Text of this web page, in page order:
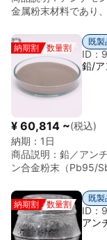
用途向け ※アンチモ
関連法規制の確認が必
金属粉末材料であり
合金の硬度・機械特
アンチモン（Sb₂O₃
割を持つ。金属粉末
される。 粉末形状で
など）、電池材料、
剤、合金強化、耐食
納期割 数量割
既製
ID：
鉛/
¥ 60,814 ~(税込)
納期： 1日
商品説明： 鉛／アン
ン合金粉末（Pb95/
食性に加え、アンチ
性が向上している。
実用性の高い鉛合金
リー材料（鉛蓄電池
納期割 数量割
既製
ID：
アン